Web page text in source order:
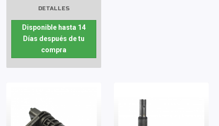
DETALLES
Disponible hasta 14
Días después de tu
compra